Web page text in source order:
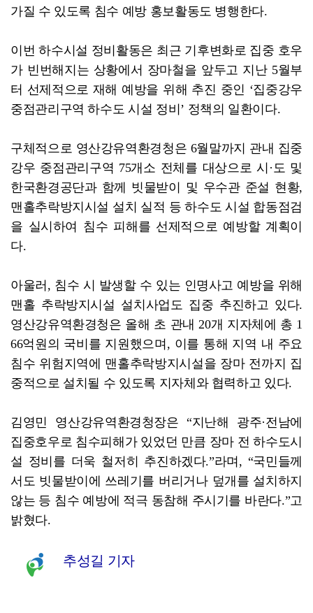
가질 수 있도록 침수 예방 홍보활동도 병행한다.
이번 하수시설 정비활동은 최근 기후변화로 집중 호우
가 빈번해지는 상황에서 장마철을 앞두고 지난 5월부
터 선제적으로 재해 예방을 위해 추진 중인 ‘집중강우
중점관리구역 하수도 시설 정비’ 정책의 일환이다.
구체적으로 영산강유역환경청은 6월말까지 관내 집중
강우 중점관리구역 75개소 전체를 대상으로 시·도 및
한국환경공단과 함께 빗물받이 및 우수관 준설 현황,
맨홀추락방지시설 설치 실적 등 하수도 시설 합동점검
을 실시하여 침수 피해를 선제적으로 예방할 계획이
다.
아울러, 침수 시 발생할 수 있는 인명사고 예방을 위해
맨홀 추락방지시설 설치사업도 집중 추진하고 있다.
영산강유역환경청은 올해 초 관내 20개 지자체에 총 1
66억원의 국비를 지원했으며, 이를 통해 지역 내 주요
침수 위험지역에 맨홀추락방지시설을 장마 전까지 집
중적으로 설치될 수 있도록 지자체와 협력하고 있다.
김영민 영산강유역환경청장은 “지난해 광주·전남에
집중호우로 침수피해가 있었던 만큼 장마 전 하수도시
설 정비를 더욱 철저히 추진하겠다.”라며, “국민들께
서도 빗물받이에 쓰레기를 버리거나 덮개를 설치하지
않는 등 침수 예방에 적극 동참해 주시기를 바란다.”고
밝혔다.
추성길 기자